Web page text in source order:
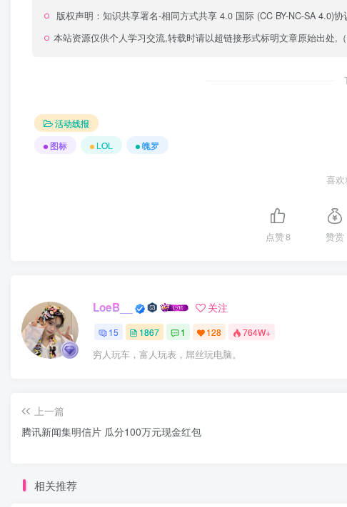
版权声明： 知识共享署名-相同方式共享 4.0 国际 (CC BY-NC-SA 4.0)协
本站资源仅供个人学习交流,转载时请以超链接形式标明文章原始出处,（
活动线报
图标
LOL 魄罗
喜
点赞8 赞赏
LoeB__ 关注
15 1867 1 128 764W+
穷人玩车，富人玩表，屌丝玩电脑。
上一篇
腾讯新闻集明信片 瓜分100万元现金红包
相关推荐